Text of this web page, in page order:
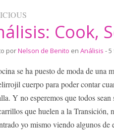
Cook,
porNelson de Benito en Análisis -
se ha puesto de moda de una
cuerpo para poder contar
Y no esperemos que todos
que huelen a la Transición,
yo mismo viendo algunos de